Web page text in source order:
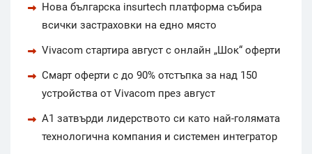
Нова българска insurtech платформа събира
всички застраховки на едно място
Vivacom стартира август с онлайн „Шок“ оферти
Смарт оферти с до 90% отстъпка за над 150
устройства от Vivacom през август
А1 затвърди лидерството си като най-голямата
технологична компания и системен интегратор